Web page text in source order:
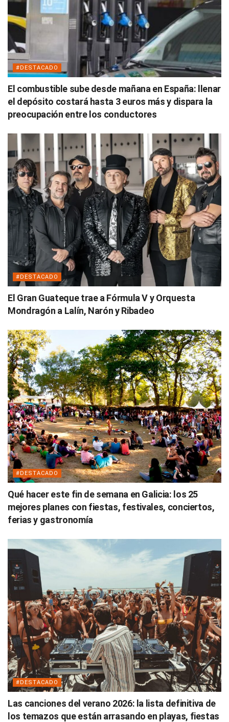
#DESTACADO
El combustible sube desde mañana en España: llenar
el depósito costará hasta 3 euros más y dispara la
preocupación entre los conductores
#DESTACADO
El Gran Guateque trae a Fórmula V y Orquesta
Mondragón a Lalín, Narón y Ribadeo
#DESTACADO
Qué hacer este fin de semana en Galicia: los 25
mejores planes con fiestas, festivales, conciertos,
ferias y gastronomía
#DESTACADO
Las canciones del verano 2026: la lista definitiva de
los temazos que están arrasando en playas, fiestas